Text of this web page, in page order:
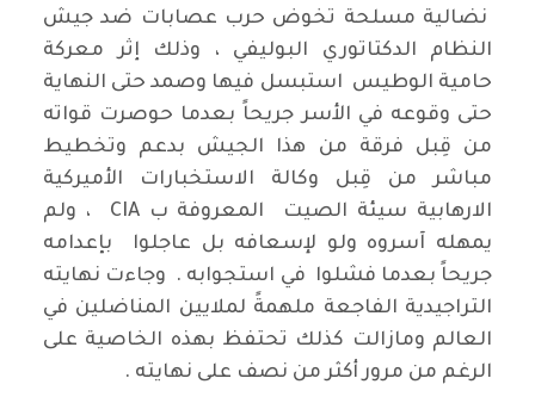
نضالية مسلحة تخوض حرب عصابات ضد جيش
النظام الدكتاتوري البوليفي ، وذلك إثر معركة
حامية الوطيس استبسل فيها وصمد حتى النهاية
حتى وقوعه في الأسر جريحاً بعدما حوصرت قواته
من قِبل فرقة من هذا الجيش بدعم وتخطيط
مباشر من قِبل وكالة الاستخبارات الأميركية
الارهابية سيئة الصيت المعروفة ب CIA ، ولم
يمهله آسروه ولو لإسعافه بل عاجلوا بإعدامه
جريحاً بعدما فشلوا في استجوابه . وجاءت نهايته
التراجيدية الفاجعة ملهمةً لملايين المناضلين في
العالم ومازالت كذلك تحتفظ بهذه الخاصية على
الرغم من مرور أكثر من نصف على نهايته .